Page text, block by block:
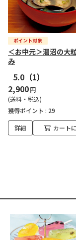
＜お中元＞涸沼の大
み
5.0 （1）
2,900円
(送料・税込)
獲得ポイント : 29
詳細 カート